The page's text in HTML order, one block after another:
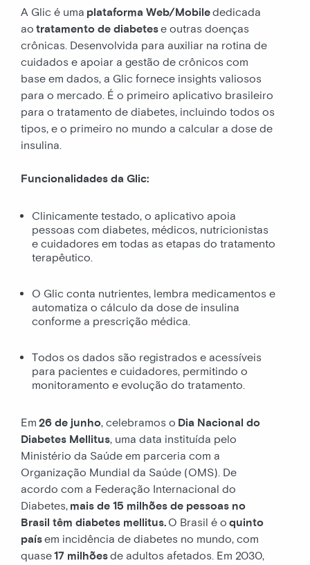
A Glic é uma plataforma Web/Mobilededicada
ao tratamento de diabetese outras doenças
crônicas. Desenvolvida para auxiliar na rotina de
cuidados e apoiar a gestão de crônicos com
base em dados, a Glic fornece insights valiosos
para o mercado. É o primeiro aplicativo brasileiro
para o tratamento de diabetes, incluindo todos os
tipos, e o primeiro no mundo a calcular a dose de
insulina.
Funcionalidades da Glic:
Clinicamente testado, o aplicativo apoia
pessoas com diabetes, médicos, nutricionistas
e cuidadores em todas as etapas do tratamento
terapêutico.
O Glic conta nutrientes, lembra medicamentos e
automatiza o cálculo da dose de insulina
conforme a prescrição médica.
Todos os dados são registrados e acessíveis
para pacientes e cuidadores, permitindo o
monitoramento e evolução do tratamento.
Em 26 de junho, celebramos o Dia Nacional do
Diabetes Mellitus, uma data instituída pelo
Ministério da Saúde em parceria com a
Organização Mundial da Saúde (OMS). De
acordo com a Federação Internacional do
Diabetes, mais de 15 milhões de pessoas no
Brasil têm diabetes mellitus. O Brasil é o quinto
paísem incidência de diabetes no mundo, com
quase17 milhõesde adultos afetados. Em 2030,